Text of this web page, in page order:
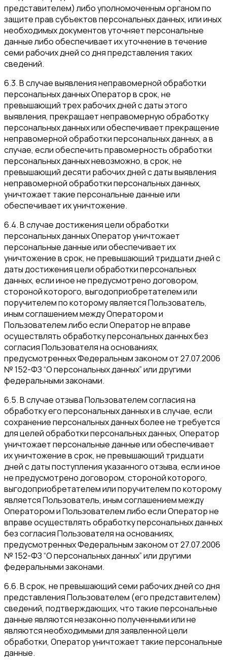
представителем) либо уполномоченным органом по
защите прав субъектов персональных данных, или иных
необходимых документов уточняет персональные
данные либо обеспечивает их уточнение в течение
семи рабочих дней со дня представления таких
сведений.
6.3. В случае выявления неправомерной обработки
персональных данных Оператор в срок, не
превышающий трех рабочих дней с даты этого
выявления, прекращает неправомерную обработку
персональных данных или обеспечивает прекращение
неправомерной обработки персональных данных, а в
случае, если обеспечить правомерность обработки
персональных данных невозможно, в срок, не
превышающий десяти рабочих дней с даты выявления
неправомерной обработки персональных данных,
уничтожает такие персональные данные или
обеспечивает их уничтожение.
6.4. В случае достижения цели обработки
персональных данных Оператор уничтожает
персональные данные или обеспечивает их
уничтожение в срок, не превышающий тридцати дней с
даты достижения цели обработки персональных
данных, если иное не предусмотрено договором,
стороной которого, выгодоприобретателем или
поручителем по которому является Пользователь,
иным соглашением между Оператором и
Пользователем либо если Оператор не вправе
осуществлять обработку персональных данных без
согласия Пользователя на основаниях,
предусмотренных Федеральным законом от 27.07.2006
№ 152-ФЗ “О персональных данных” или другими
федеральными законами.
6.5. В случае отзыва Пользователем согласия на
обработку его персональных данных и в случае, если
сохранение персональных данных более не требуется
для целей обработки персональных данных, Оператор
уничтожает персональные данные или обеспечивает
их уничтожение в срок, не превышающий тридцати
дней с даты поступления указанного отзыва, если иное
не предусмотрено договором, стороной которого,
выгодоприобретателем или поручителем по которому
является Пользователь, иным соглашением между
Оператором и Пользователем либо если Оператор не
вправе осуществлять обработку персональных данных
без согласия Пользователя на основаниях,
предусмотренных Федеральным законом от 27.07.2006
№ 152-ФЗ “О персональных данных” или другими
федеральными законами.
6.6. В срок, не превышающий семи рабочих дней со дня
представления Пользователем (его представителем)
сведений, подтверждающих, что такие персональные
данные являются незаконно полученными или не
являются необходимыми для заявленной цели
обработки, Оператор уничтожает такие персональные
данные.